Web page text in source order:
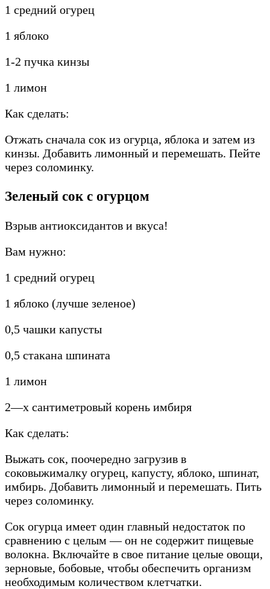
1 средний огурец
1 яблоко
1-2 пучка кинзы
1 лимон
Как сделать:
Отжать сначала сок из огурца, яблока и затем из
кинзы. Добавить лимонный и перемешать. Пейте
через соломинку.
Зеленый сок с огурцом
Взрыв антиоксидантов и вкуса!
Вам нужно:
1 средний огурец
1 яблоко (лучше зеленое)
0,5 чашки капусты
0,5 стакана шпината
1 лимон
2—х сантиметровый корень имбиря
Как сделать:
Выжать сок, поочередно загрузив в
соковыжималку огурец, капусту, яблоко, шпинат,
имбирь. Добавить лимонный и перемешать. Пить
через соломинку.
Сок огурца имеет один главный недостаток по
сравнению с целым — он не содержит пищевые
волокна. Включайте в свое питание целые овощи,
зерновые, бобовые, чтобы обеспечить организм
необходимым количеством клетчатки.